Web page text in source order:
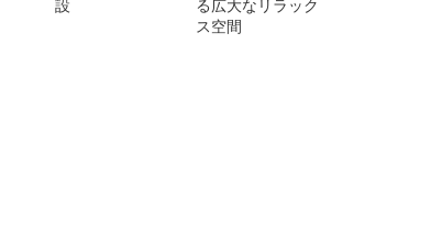
設
る広大なリラック
ス空間